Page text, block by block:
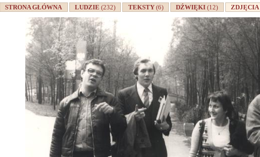
STRONA GŁÓWNA LUDZIE(232) TEKSTY (6) DŹWIĘKI(12) ZDJĘCIA